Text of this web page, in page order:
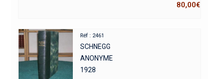
80,00€
Réf : 2461
SCHNEGG
ANONYME
1928